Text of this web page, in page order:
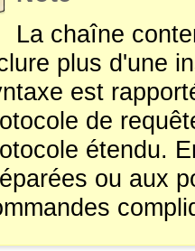
La chaîne
plus d'une
est
de
étendu.
ou aux